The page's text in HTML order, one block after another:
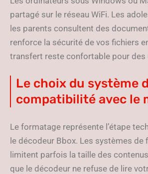
partagé sur le réseau WiFi. Les
les parents consultent des
renforce la sécurité de vos fichiers
transfert reste confortable pour
Le choix du système
compatibilité avec le
Le formatage représente l’étape
le décodeur Bbox. Les systèmes
limitent parfois la taille des
que le décodeur ne refuse de lire